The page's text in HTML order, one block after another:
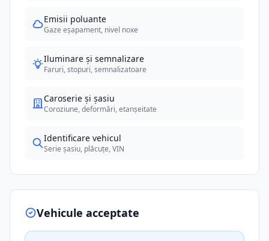
Emisii poluante
Gaze eșapament, nivel noxe
Iluminare și semnalizare
Faruri, stopuri, semnalizatoare
Caroserie și șasiu
Coroziune, deformări, etanșeitate
Identificare vehicul
Serie șasiu, plăcuțe, VIN
Vehicule acceptate